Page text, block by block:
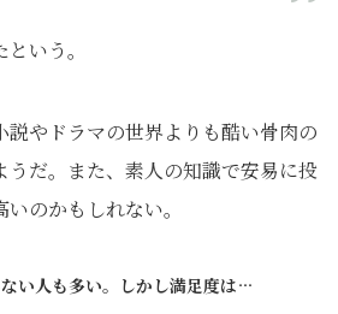
いう。
説やドラマの世界よりも酷い骨肉の
うだ。また、素人の知識で安易に投
のかもしれない。
い人も多い。しかし満足度は…